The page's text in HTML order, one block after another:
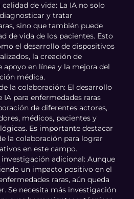
de vida: La IA no solo
y tratar
sino que también puede
de vida de los pacientes. Esto
el desarrollo de dispositivos
la creación de
apoyo en línea y la mejora del
médica.
la colaboración: El desarrollo
IA para enfermedades raras
de diferentes actores,
médicos, pacientes y
Es importante destacar
la colaboración para lograr
en este campo.
investigación adicional: Aunque
un impacto positivo en el
raras, aún queda
Se necesita más investigación